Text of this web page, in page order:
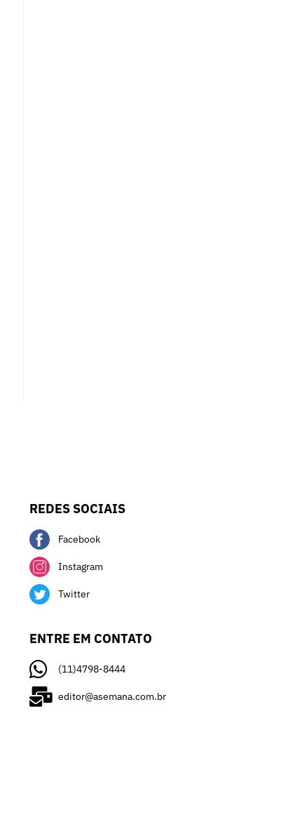
REDES SOCIAIS
Facebook
Instagram
Twitter
ENTRE EM CONTATO
(11)4798-8444
editor@asemana.com.br